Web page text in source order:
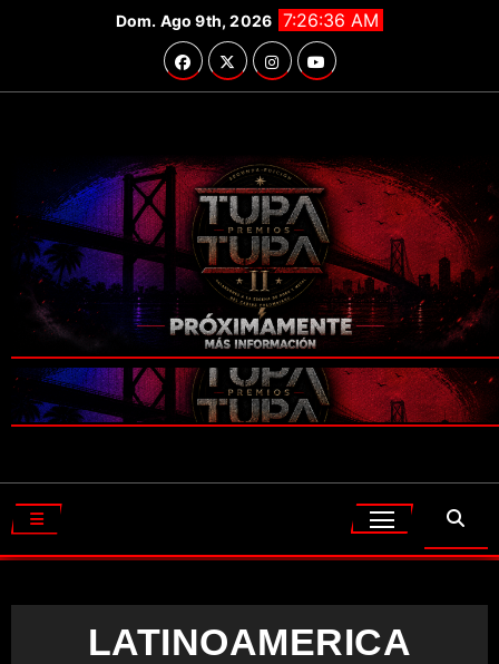
Dom. Ago 9th, 2026 7:26:38 AM
LATINOAMERICA